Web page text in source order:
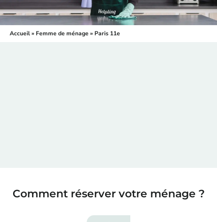
Accueil» Femme de ménage » Paris 11e
Comment réserver votre ménage ?